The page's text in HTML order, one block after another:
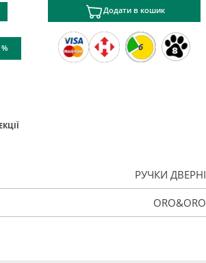
Додати в кошик
6
РУЧКИ ДВЕРНІ
ORO&ORO